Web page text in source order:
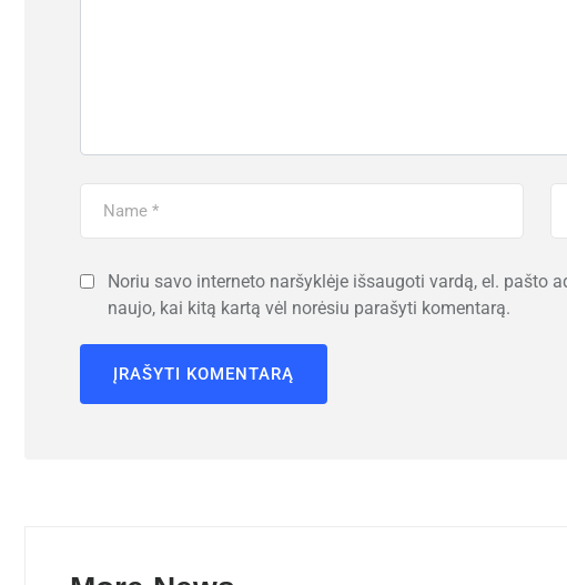
Noriu savo interneto naršyklėje išsaugoti vardą, el. pašto
naujo, kai kitą kartą vėl norėsiu parašyti komentarą.